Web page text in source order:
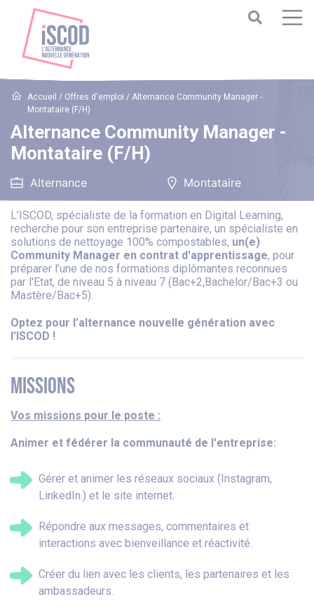
Accueil / Offres d'emploi /Alternance Community Manager -
Montataire (F/H)
Alternance Community Manager -
Montataire (F/H)
Alternance Montataire
L’ISCOD, spécialiste de la formation en Digital Learning,
recherche pour son entreprise partenaire, un spécialiste en
solutions de nettoyage 100% compostables, un(e)
Community Manager en contrat d'apprentissage, pour
préparer l’une de nos formations diplômantes reconnues
par l'Etat, de niveau 5 à niveau 7 (Bac+2,Bachelor/Bac+3 ou
Mastère/Bac+5).
Optez pour l’alternance nouvelle génération avec
l'ISCOD !
MISSIONS
Vos missions pour le poste :
Animer et fédérer la communauté de l'entreprise:
Gérer et animer les réseaux sociaux (Instagram,
LinkedIn.) et l e site internet.
Répondre aux messages, commentaires et
interactions avec bienveillance et réactivité.
Créer du lien avec les clients, les partenaires et les
ambassadeurs.